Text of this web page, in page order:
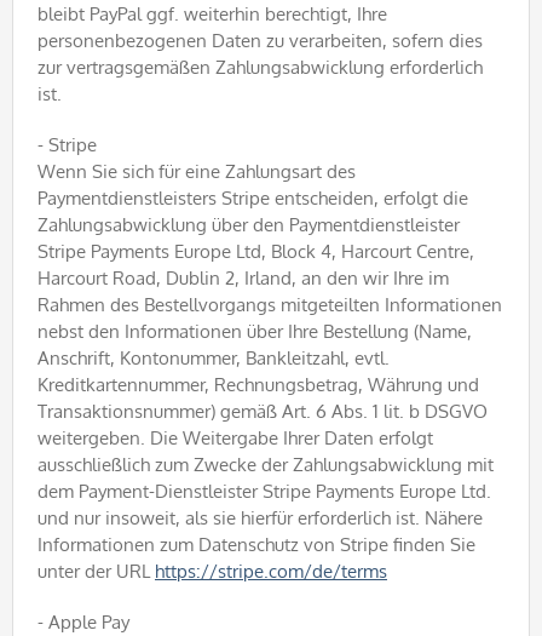
bleibt PayPal ggf. weiterhin berechtigt, Ihre
personenbezogenen Daten zu verarbeiten, sofern dies
zur vertragsgemäßen Zahlungsabwicklung erforderlich
ist.
- Stripe
Wenn Sie sich für eine Zahlungsart des
Paymentdienstleisters Stripe entscheiden, erfolgt die
Zahlungsabwicklung über den Paymentdienstleister
Stripe Payments Europe Ltd, Block 4, Harcourt Centre,
Harcourt Road, Dublin 2, Irland, an den wir Ihre im
Rahmen des Bestellvorgangs mitgeteilten Informationen
nebst den Informationen über Ihre Bestellung (Name,
Anschrift, Kontonummer, Bankleitzahl, evtl.
Kreditkartennummer, Rechnungsbetrag, Währung und
Transaktionsnummer) gemäß Art. 6 Abs. 1 lit. b DSGVO
weitergeben. Die Weitergabe Ihrer Daten erfolgt
ausschließlich zum Zwecke der Zahlungsabwicklung mit
dem Payment-Dienstleister Stripe Payments Europe Ltd.
und nur insoweit, als sie hierfür erforderlich ist. Nähere
Informationen zum Datenschutz von Stripe finden Sie
unter der URL https://stripe.com/de/terms
- Apple Pay